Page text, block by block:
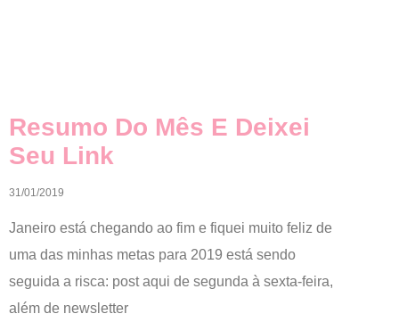
Resumo Do Mês E Deixei
Seu Link
31/01/2019
Janeiro está chegando ao fim e fiquei muito feliz de
uma das minhas metas para 2019 está sendo
seguida a risca: post aqui de segunda à sexta-feira,
além de newsletter